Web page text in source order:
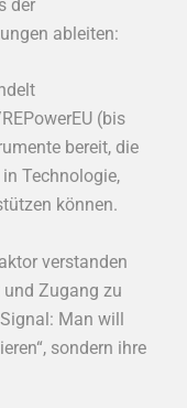
der
ableiten:
(bis
bereit, die
Technologie,
können.
verstanden
Zugang zu
Man will
sondern ihre